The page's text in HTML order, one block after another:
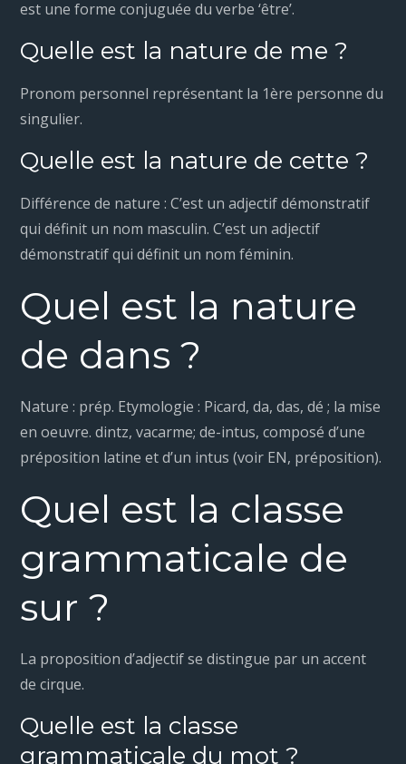
est une forme conjuguée du verbe ‘être’.
Quelle est la nature de me ?
Pronom personnel représentant la 1ère personne du
singulier.
Quelle est la nature de cette ?
Différence de nature : C’est un adjectif démonstratif
qui définit un nom masculin. C’est un adjectif
démonstratif qui définit un nom féminin.
Quel est la nature
de dans ?
Nature : prép. Etymologie : Picard, da, das, dé ; la mise
en oeuvre. dintz, vacarme; de-intus, composé d’une
préposition latine et d’un intus (voir EN, préposition).
Quel est la classe
grammaticale de
sur ?
La proposition d’adjectif se distingue par un accent
de cirque.
Quelle est la classe
grammaticale du mot ?